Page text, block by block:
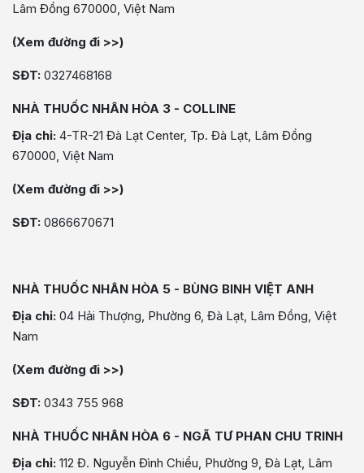
Lâm Đồng 670000, Việt Nam
(Xem đường đi >>)
SĐT: 0327468168
NHÀ THUỐC NHÂN HÒA 3 - COLLINE
Địa chỉ: 4-TR-21 Đà Lạt Center, Tp. Đà Lạt, Lâm Đồng
670000, Việt Nam
(Xem đường đi >>)
SĐT: 0866670671
NHÀ THUỐC NHÂN HÒA 5 - BÙNG BINH VIỆT ANH
Địa chỉ: 04 Hải Thượng, Phường 6, Đà Lạt, Lâm Đồng, Việt
Nam
(Xem đường đi >>)
SĐT: 0343 755 968
NHÀ THUỐC NHÂN HÒA 6 - NGÃ TƯ PHAN CHU TRINH
Địa chỉ: 112 Đ. Nguyễn Đình Chiểu, Phường 9, Đà Lạt, Lâm